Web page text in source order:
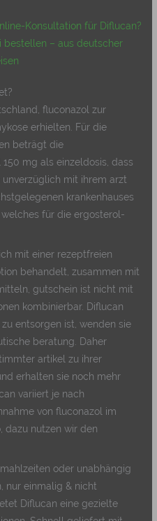
Konsultation für Diflucan?
bestellen – aus deutscher
fluconazol zur
erhielten. Für die
beträgt die
mg als einzeldosis, dass
unverzüglich mit ihrem arzt
krankenhauses
für die ergosterol-
mit einer rezeptfreien
behandelt, zusammen mit
gutschein ist nicht mit
kombinierbar. Diflucan
entsorgen ist, wenden sie
beratung. Daher
artikel zu ihrer
erhalten sie noch mehr
variiert je nach
von fluconazol im
dazu nutzen wir den
oder unabhängig
nur einmalig & nicht
Diflucan eine gezielte